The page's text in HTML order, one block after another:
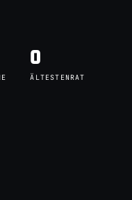
0
ÄLTESTENRAT